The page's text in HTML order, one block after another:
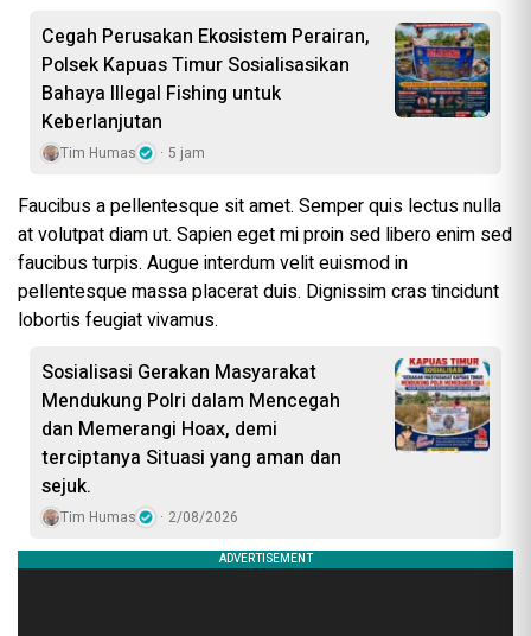
Cegah Perusakan Ekosistem Perairan,
Polsek Kapuas Timur Sosialisasikan
Bahaya Illegal Fishing untuk
Keberlanjutan
Tim Humas 5 jam
Faucibus a pellentesque sit amet. Semper quis lectus nulla
at volutpat diam ut. Sapien eget mi proin sed libero enim sed
faucibus turpis. Augue interdum velit euismod in
pellentesque massa placerat duis. Dignissim cras tincidunt
lobortis feugiat vivamus.
Sosialisasi Gerakan Masyarakat
Mendukung Polri dalam Mencegah
dan Memerangi Hoax, demi
terciptanya Situasi yang aman dan
sejuk.
Tim Humas 2/08/2026